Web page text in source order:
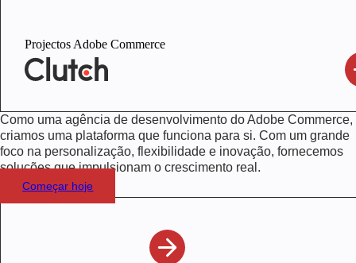
Projectos Adobe Commerce
Como uma agência de desenvolvimento do Adobe Commerce,
criamos uma plataforma que funciona para si. Com um grande
foco na personalização, flexibilidade e inovação, fornecemos
soluções que impulsionam o crescimento real.
Começar hoje